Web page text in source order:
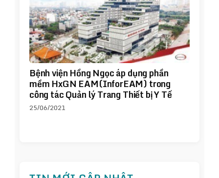
Bệnh viện Hồng Ngọc áp dụng phần
mềm HxGN EAM(InforEAM) trong
công tác Quản lý Trang Thiết bị Y Tế
25/06/2021